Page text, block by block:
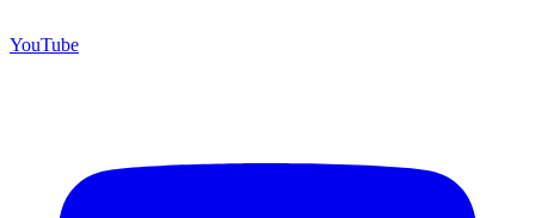
YouTube